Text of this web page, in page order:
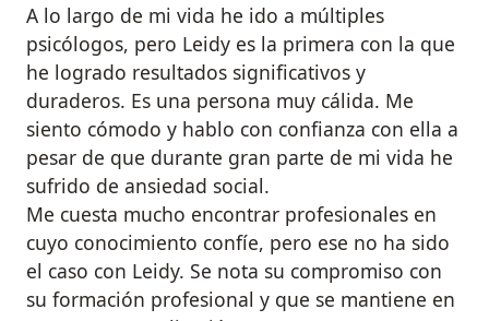
A lo largo de mi vida he ido a múltiples
psicólogos, pero Leidy es la primera con la que
he logrado resultados significativos y
duraderos. Es una persona muy cálida. Me
siento cómodo y hablo con confianza con ella a
pesar de que durante gran parte de mi vida he
sufrido de ansiedad social.
Me cuesta mucho encontrar profesionales en
cuyo conocimiento confíe, pero ese no ha sido
el caso con Leidy. Se nota su compromiso con
su formación profesional y que se mantiene en